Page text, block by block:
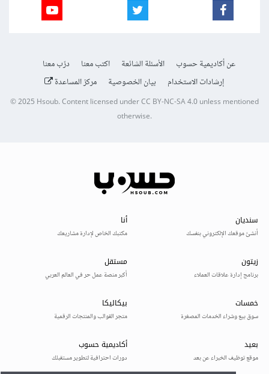
عن أكاديمية حسوب الأسئلة الشائعة اكتب معنا
درّب معنا
إرشادات الاستخدام
بيان الخصوصية مركز المساعدة
© 2025Hsoub.Content licensed underCC BY-NC-SA 4.0unless mentioned
otherwise.